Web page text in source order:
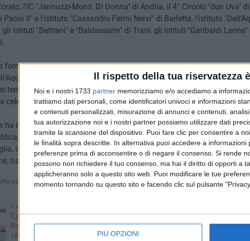
Il rispetto della tua riservatezza
Noi e i nostri 1733 partner memorizziamo e/o accediamo a
trattiamo dati personali, come identificatori univoci e informazioni
e contenuti personalizzati, misurazione di annunci e contenuti,
tua autorizzazione noi e i nostri partner possiamo utilizzare dati
tramite la scansione del dispositivo. Puoi fare clic per consentire a
le finalità sopra descritte. In alternativa puoi accedere a
preferenze prima di acconsentire o di negare il consenso. Si rende
possono non richiedere il tuo consenso, ma hai il diritto di opporti a
applicheranno solo a questo sito web. Puoi modificare le tue
momento tornando su questo sito e facendo clic sul pulsante
PIÙ OPZIONI
l'IC "Jannuzzi-Mons. Di Donna" di Andria, il 4° Circolo "don Uva"
Paolo II" e l'istituto "Cassandro Fermi Nervi" di Barletta, l'istituto
gli istituti "Beltrani" e "Baldassarre" di Trani, gli istituti "Garibaldi Leone"
forma di video, poesie ed elaborati artistici, saranno presentati
di San Ferdinando sabato 18 maggio a partire dalle ore 9. La
terrà, invece, domenica 19 maggio nella Basilica Concattedrale di
celebrazione eucaristica delle ore 19.
ha ricevuto la medaglia della Camera dei deputati, gode del patrocinio
della Presidenza del Consiglio dei Ministro, del Ministero della
della provincia di Barletta-Andria-Trani e del Comune di Bisceglie. Il
ha inviato un messaggio che sarà letto agli studenti il 18 maggio.
GIOVANNI PAOLO II
7 AGOSTO 2026
L'appello della moglie di Mino
Racanati alla ministra Roccella:
«Non dimenticatelo»
Festa patronale, il
completo di